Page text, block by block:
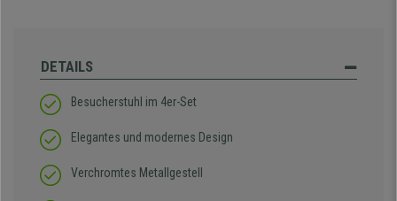
DETAILS
Besucherstuhl im 4er-Set
Elegantes und modernes Design
Verchromtes Metallgestell